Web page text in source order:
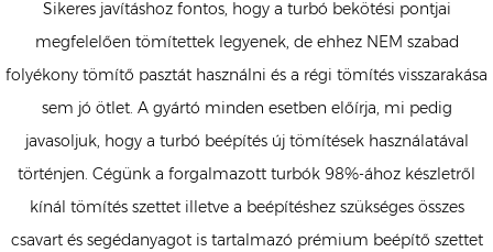
Sikeres javításhoz fontos, hogy a turbó bekötési pontjai
megfelelően tömítettek legyenek, de ehhez NEM szabad
folyékony tömítő pasztát használni és a régi tömítés visszarakása
sem jó ötlet. A gyártó minden esetben előírja, mi pedig
javasoljuk, hogy a turbó beépítés új tömítések használatával
történjen. Cégünk a forgalmazott turbók 98%-ához készletről
kínál tömítés szettet illetve a beépítéshez szükséges összes
csavart és segédanyagot is tartalmazó prémium beépítő szettet